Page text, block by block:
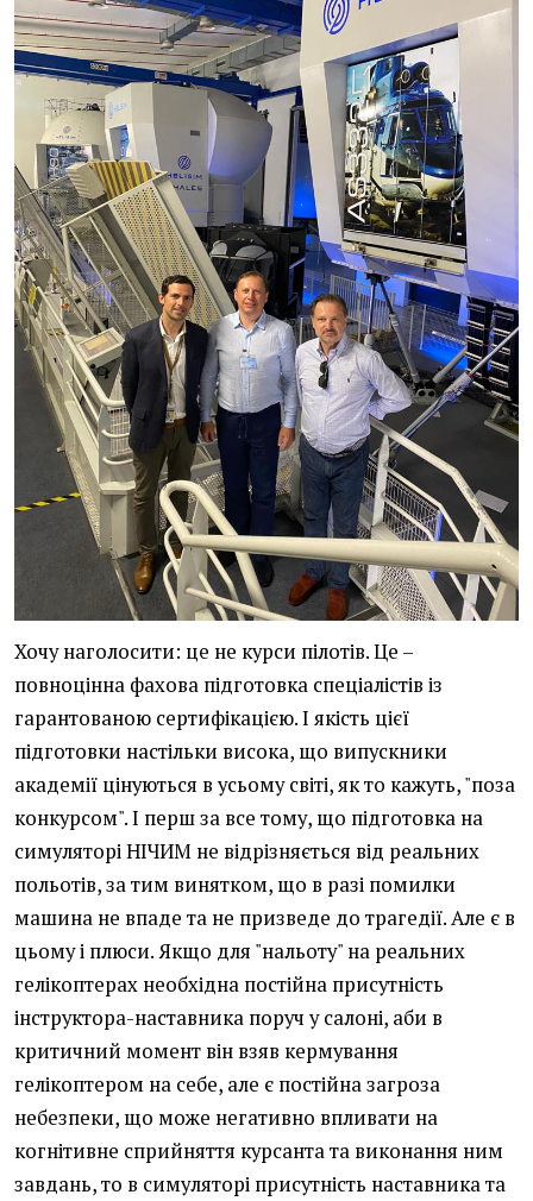
Хочу наголосити: це не курси пілотів. Це –
повноцінна фахова підготовка спеціалістів із
гарантованою сертифікацією. І якість цієї
підготовки настільки висока, що випускники
академії цінуються в усьому світі, як то кажуть, "поза
конкурсом". І перш за все тому, що підготовка на
симуляторі НІЧИМ не відрізняється від реальних
польотів, за тим винятком, що в разі помилки
машина не впаде та не призведе до трагедії. Але є в
цьому і плюси. Якщо для "нальоту" на реальних
гелікоптерах необхідна постійна присутність
інструктора-наставника поруч у салоні, аби в
критичний момент він взяв кермування
гелікоптером на себе, але є постійна загроза
небезпеки, що може негативно впливати на
когнітивне сприйняття курсанта та виконання ним
завдань, то в симуляторі присутність наставника та